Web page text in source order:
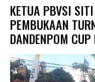
KETUA PBVSI
PEMBUKAAN
DANDENPOM